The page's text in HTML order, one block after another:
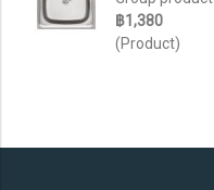
฿1,380
(Product)